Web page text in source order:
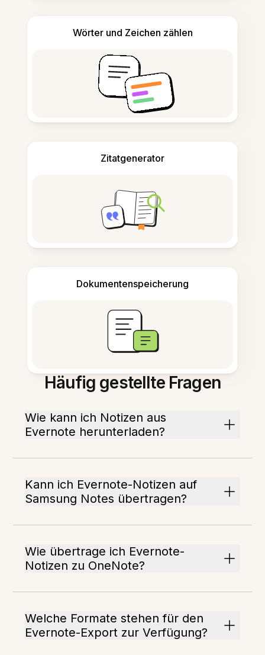
Wörter und Zeichen zählen
Zitatgenerator
Dokumentenspeicherung
Häufig gestellte Fragen
Wie kann ich Notizen aus
Evernote herunterladen?
Kann ich Evernote-Notizen auf
Samsung Notes übertragen?
Wie übertrage ich Evernote-
Notizen zu OneNote?
Welche Formate stehen für den
Evernote-Export zur Verfügung?